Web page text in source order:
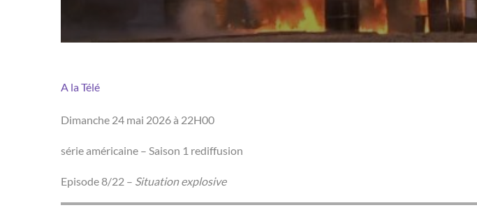
A la Télé
Dimanche 24 mai 2026 à 22H00
série américaine – Saison 1 rediffusion
Episode 8/22 – Situation explosive